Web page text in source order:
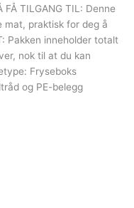
TILGANG TIL: Denne
praktisk for deg å
Pakken inneholder totalt
nok til at du kan
Fryseboks
og PE-belegg